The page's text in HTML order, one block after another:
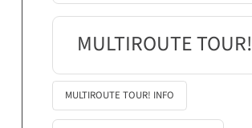
MULTIROUTE TOUR!
MULTIROUTE TOUR! INFO